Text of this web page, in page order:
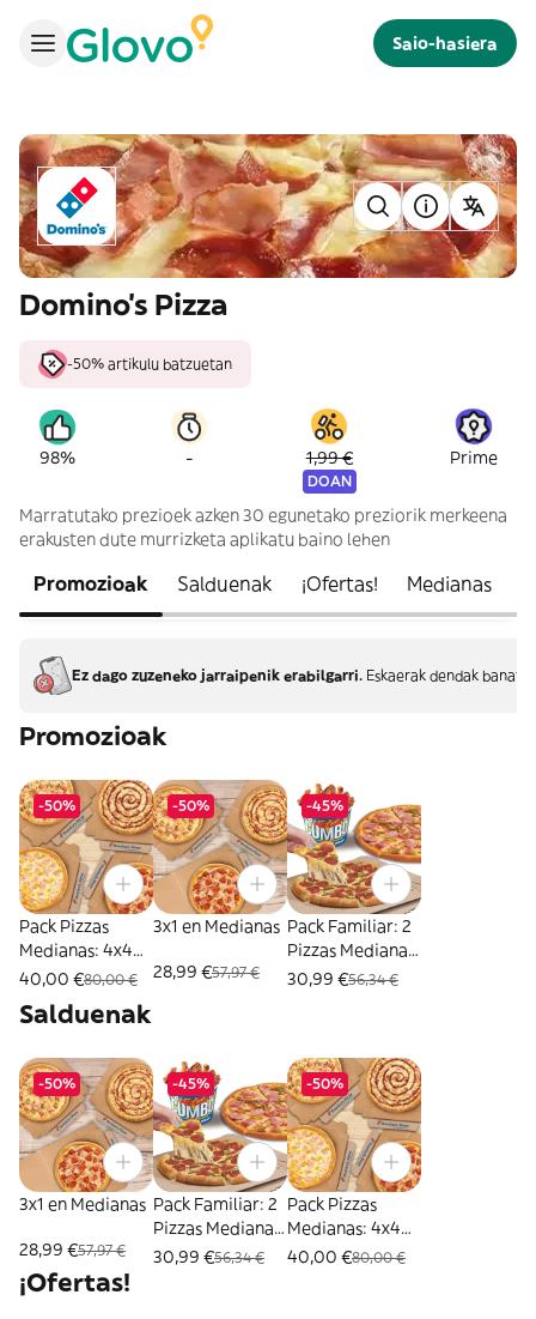
Saio-hasiera
Domino's Pizza
-50% artikulu batzuetan
98% - 1,99 €
DOAN
Prime
Marratutako prezioek azken 30 egunetako preziorik merkeena
erakusten dute murrizketa aplikatu baino lehen
Promozioak Salduenak ¡Ofertas! Medianas
Ez dago zuzeneko jarraipenik erabilgarri. Eskaerak dendak
Promozioak
-50%
Pack Pizzas
Medianas: 4x40
EUR
40,00 €80,00 €
-50%
3x1 en Medianas
28,99 €57,97 €
-45%
Pack Familiar: 2
Pizzas Medianas
+ Mega Cubo
30,99 €56,34 €
Salduenak
-50%
3x1 en Medianas
28,99 €57,97 €
-45%
Pack Familiar: 2
Pizzas Medianas
+ Mega Cubo
30,99 €56,34 €
-50%
Pack Pizzas
Medianas: 4x40
EUR
40,00 €80,00 €
¡Ofertas!